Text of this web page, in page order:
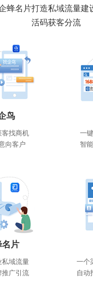
蜂名片打造私域流量建
活码获客分流
鸟
客找商机
向客户
一
智
名片
私域流量
推广引流
一个
自动